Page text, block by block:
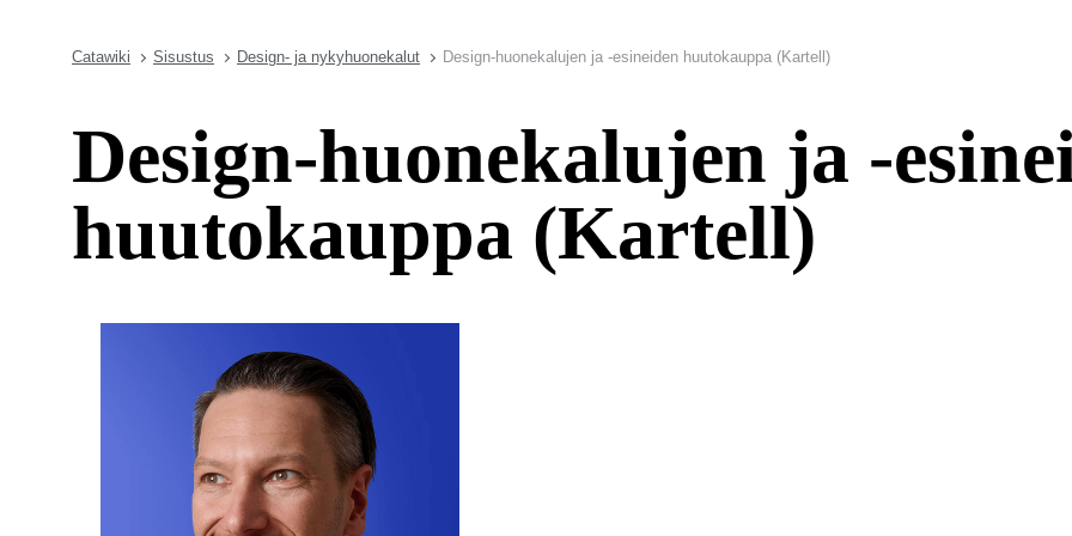
Catawiki Sisustus Design- ja nykyhuonekalut Design-huonekalujen ja -esineiden huutokauppa (Kartell)
Design-huonekalujen ja -
huutokauppa (Kartell)